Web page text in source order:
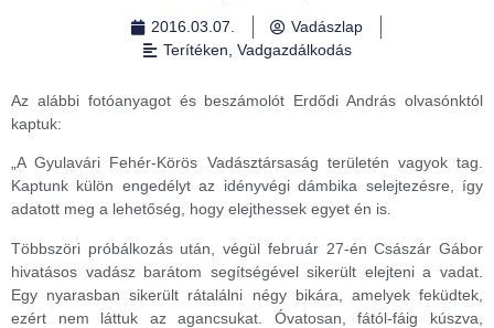
2016.03.07.
Vadászlap
Terítéken Vadgazdálkodás
Az alábbi fotóanyagot és beszámolót Erdődi András olvasónktól
kaptuk:
„A Gyulavári Fehér-Körös Vadásztársaság területén vagyok tag.
Kaptunk külön engedélyt az idényvégi dámbika selejtezésre, így
adatott meg a lehetőség, hogy elejthessek egyet én is.
Többszöri próbálkozás után, végül február 27-én Császár Gábor
hivatásos vadász barátom segítségével sikerült elejteni a vadat.
Egy nyarasban sikerült rátalálni négy bikára, amelyek feküdtek,
ezért nem láttuk az agancsukat. Óvatosan, fától-fáig kúszva,